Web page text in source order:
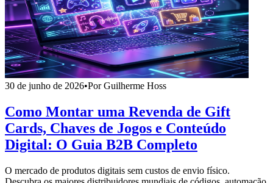
30 de junho de 2026•Por Guilherme Hoss
Como Montar uma Revenda de Gift
Cards, Chaves de Jogos e Conteúdo
Digital: O Guia B2B Completo
O mercado de produtos digitais sem custos de envio físico.